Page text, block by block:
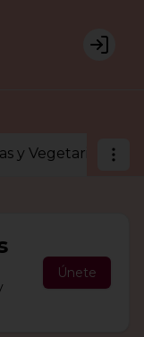
Login
y Vegetarianas
Únete